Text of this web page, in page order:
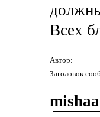
Всех
Автор:
Заголовок